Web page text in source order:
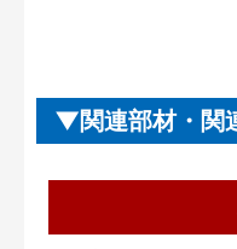
関連部材・関